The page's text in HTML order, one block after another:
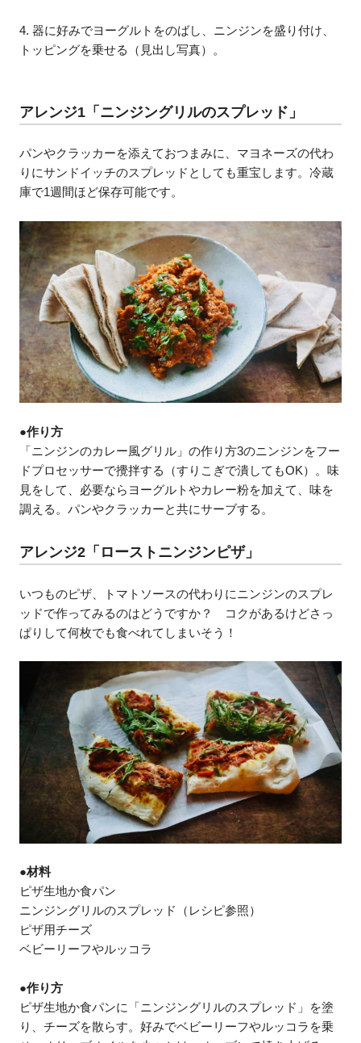
4. 器に好みでヨーグルトをのばし、ニンジンを盛り付け、
トッピングを乗せる（見出し写真）。
アレンジ1「ニンジングリルのスプレッド」
パンやクラッカーを添えておつまみに、マヨネーズの代わ
りにサンドイッチのスプレッドとしても重宝します。冷蔵
庫で1週間ほど保存可能です。
●作り方
「ニンジンのカレー風グリル」の作り方3のニンジンをフー
ドプロセッサーで攪拌する（すりこぎで潰してもOK）。味
見をして、必要ならヨーグルトやカレー粉を加えて、味を
調える。パンやクラッカーと共にサーブする。
アレンジ2「ローストニンジンピザ」
いつものピザ、トマトソースの代わりにニンジンのスプレ
ッドで作ってみるのはどうですか？ コクがあるけどさっ
ぱりして何枚でも食べれてしまいそう！
●材料
ピザ生地か食パン
ニンジングリルのスプレッド（レシピ参照）
ピザ用チーズ
ベビーリーフやルッコラ
●作り方
ピザ生地か食パンに「ニンジングリルのスプレッド」を塗
り、チーズを散らす。好みでベビーリーフやルッコラを乗